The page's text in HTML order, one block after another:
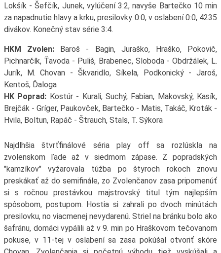
Lokšík - Šefčík, Junek, vylúčení 3:2, navyše Bartečko 10 min
za napadnutie hlavy a krku, presilovky 0:0, v oslabení 0:0, 4235
divákov. Konečný stav série 3:4.
HKM Zvolen: Baroš - Bagin, Juraško, Hraško, Pokovič,
Pichnarčík, Ťavoda - Puliš, Brabenec, Sloboda - Obdržálek, L.
Jurík, M. Chovan - Škvaridlo, Síkela, Podkonický - Jaroš,
Kentoš, Ďaloga
HK Poprad: Kostúr - Kurali, Suchý, Fabian, Makovský, Kasík,
Brejčák - Gríger, Paukovček, Bartečko - Matis, Takáč, Kroták -
Hvila, Boltun, Rapáč - Štrauch, Stals, T. Sýkora
Najdlhšia štvrťfinálové séria play off sa rozlúskla na
zvolenskom ľade až v siedmom zápase. Z popradských
"kamzíkov" vyžarovala túžba po štyroch rokoch znovu
preskákať až do semifinále, zo Zvolenčanov zasa pripomenúť
si s ročnou prestávkou majstrovský titul tým najlepším
spôsobom, postupom. Hostia si zahrali po dvoch minútách
presilovku, no viacmenej nevydarenú. Striel na bránku bolo ako
šafránu, domáci vypálili až v 9. min po Hraškovom tečovanom
pokuse, v 11-tej v oslabení sa zasa pokúšal otvoriť skóre